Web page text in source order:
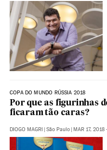
COPA DO MUNDO RÚSSIA 2018
Por que as figurinhas
ficaram tão caras?
DIOGO MAGRI | São Paulo | MAR 17, 2018